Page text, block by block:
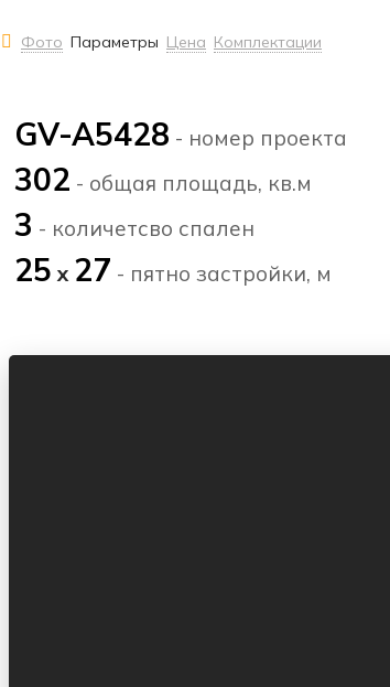
Фото Параметры Цена Комплектации
GV-A5428 - номер проекта
302 - общая площадь, кв.м
3 - количетсво спален
25 х 27 - пятно застройки, м